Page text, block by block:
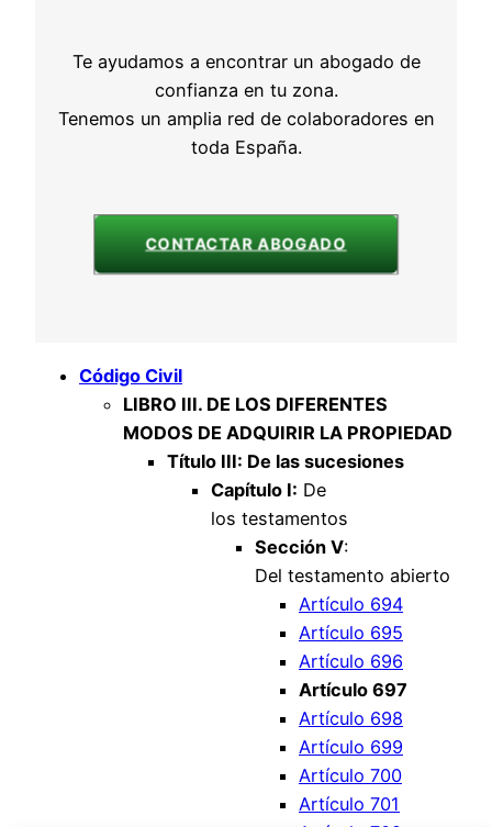
Te ayudamos a encontrar un abogado de
confianza en tu zona.
Tenemos un amplia red de colaboradores en
toda España.
CONTACTAR ABOGADO
Código Civil
LIBRO III. DE LOS DIFERENTES
MODOS DE ADQUIRIR LA PROPIEDAD
Título III: De las sucesiones
Capítulo I: De
los testamentos
Sección V:
Del testamento abierto
Artículo 694
Artículo 695
Artículo 696
Artículo 697
Artículo 698
Artículo 699
Artículo 700
Artículo 701